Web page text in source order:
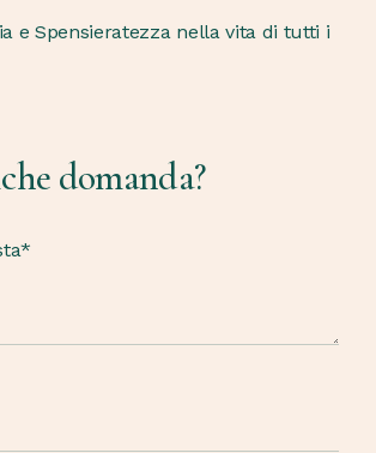
e Spensieratezza nella vita di tutti i
domanda?